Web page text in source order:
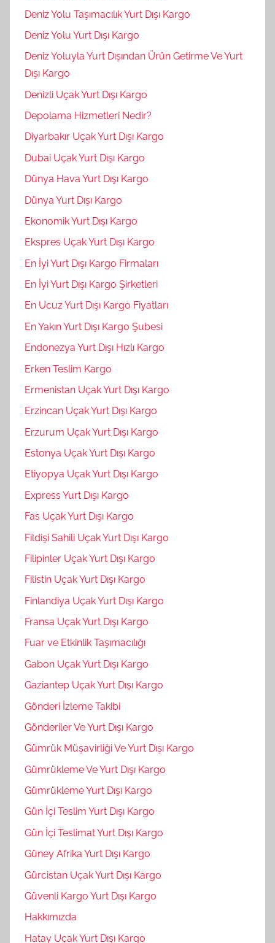
Deniz Yolu Taşımacılık Yurt Dışı Kargo
Deniz Yolu Yurt Dışı Kargo
Deniz Yoluyla Yurt Dışından Ürün Getirme Ve Yurt
Dışı Kargo
Denizli Uçak Yurt Dışı Kargo
Depolama Hizmetleri Nedir?
Diyarbakır Uçak Yurt Dışı Kargo
Dubai Uçak Yurt Dışı Kargo
Dünya Hava Yurt Dışı Kargo
Dünya Yurt Dışı Kargo
Ekonomik Yurt Dışı Kargo
Ekspres Uçak Yurt Dışı Kargo
En İyi Yurt Dışı Kargo Firmaları
En İyi Yurt Dışı Kargo Şirketleri
En Ucuz Yurt Dışı Kargo Fiyatları
En Yakın Yurt Dışı Kargo Şubesi
Endonezya Yurt Dışı Hızlı Kargo
Erken Teslim Kargo
Ermenistan Uçak Yurt Dışı Kargo
Erzincan Uçak Yurt Dışı Kargo
Erzurum Uçak Yurt Dışı Kargo
Estonya Uçak Yurt Dışı Kargo
Etiyopya Uçak Yurt Dışı Kargo
Express Yurt Dışı Kargo
Fas Uçak Yurt Dışı Kargo
Fildişi Sahili Uçak Yurt Dışı Kargo
Filipinler Uçak Yurt Dışı Kargo
Filistin Uçak Yurt Dışı Kargo
Finlandiya Uçak Yurt Dışı Kargo
Fransa Uçak Yurt Dışı Kargo
Fuar ve Etkinlik Taşımacılığı
Gabon Uçak Yurt Dışı Kargo
Gaziantep Uçak Yurt Dışı Kargo
Gönderi İzleme Takibi
Gönderiler Ve Yurt Dışı Kargo
Gümrük Müşavirliği Ve Yurt Dışı Kargo
Gümrükleme Ve Yurt Dışı Kargo
Gümrükleme Yurt Dışı Kargo
Gün İçi Teslim Yurt Dışı Kargo
Gün İçi Teslimat Yurt Dışı Kargo
Güney Afrika Yurt Dışı Kargo
Gürcistan Uçak Yurt Dışı Kargo
Güvenli Kargo Yurt Dışı Kargo
Hakkımızda
Hatay Uçak Yurt Dışı Kargo